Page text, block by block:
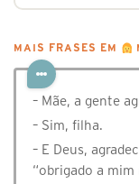
MAIS FRASES EM
– Mãe, a gente
– Sim, filha.
– E Deus,
“obrigado a